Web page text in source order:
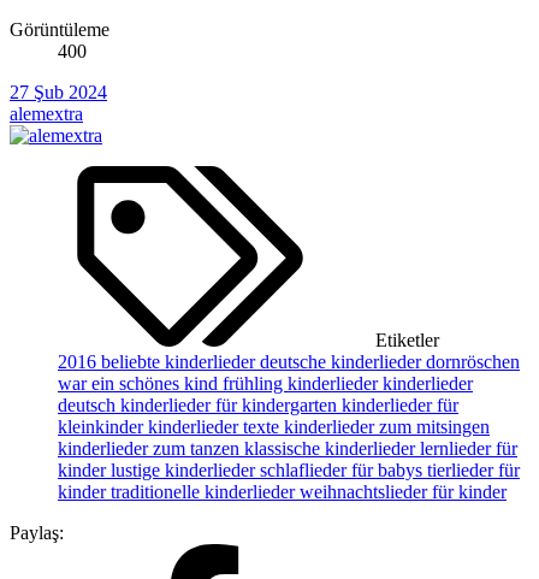
Görüntüleme
400
27 Şub 2024
alemextra
Etiketler
2016 beliebte kinderliederdeutsche kinderliederdornröschen
war ein schönes kind frühling kinderliederkinderlieder
deutsch kinderlieder für kindergarten kinderlieder für
kleinkinderkinderlieder texte kinderlieder zum mitsingen
kinderlieder zum tanzen klassische kinderliederlernlieder für
kinderlustige kinderliederschlaflieder für babys tierlieder für
kindertraditionelle kinderliederweihnachtslieder für kinder
Paylaş: